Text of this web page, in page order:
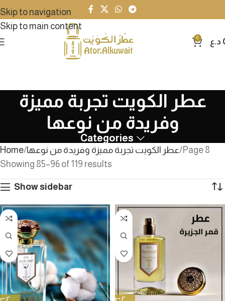
Skip to navigation
Skip to main content
0 د.ع
عطر الكويت تجربة مميزة
وفريدة من نوعها
Categories
Home عطر الكويت تجربة مميزة وفريدة من نوعها Page 8
Showing 85–96 of 119 results
Show sidebar